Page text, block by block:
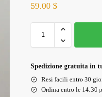
59.00$
Spedizione gratuita in
Resi facili entro 30
Ordina entro le 14:30